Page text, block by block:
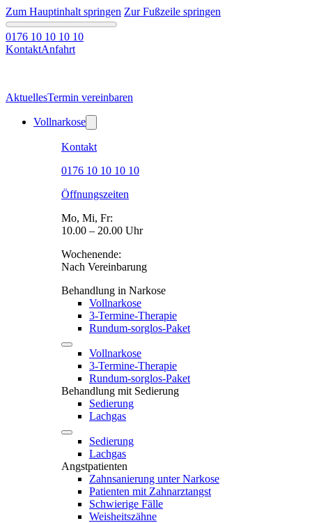
Zum Hauptinhalt springen Zur Fußzeile springen
0176 10 10 10 10
KontaktAnfahrt
AktuellesTermin vereinbaren
Vollnarkose
Kontakt
0176 10 10 10 10
Öffnungszeiten
Mo, Mi, Fr:
10.00 – 20.00 Uhr
Wochenende:
Nach Vereinbarung
Behandlung in Narkose
Vollnarkose
3-Termine-Therapie
Rundum-sorglos-Paket
Vollnarkose
3-Termine-Therapie
Rundum-sorglos-Paket
Behandlung mit Sedierung
Sedierung
Lachgas
Sedierung
Lachgas
Angstpatienten
Zahnsanierung unter Narkose
Patienten mit Zahnarztangst
Schwierige Fälle
Weisheitszähne